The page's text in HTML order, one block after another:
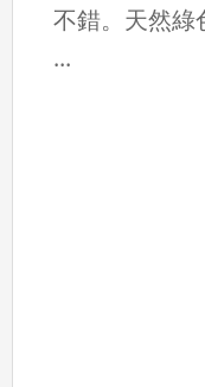
不錯。天然綠
...